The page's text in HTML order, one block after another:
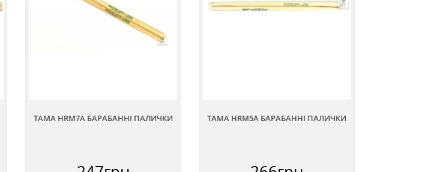
TAMA HRM7A БАРАБАННІ ПАЛИЧКИ TAMA HRM5A БАРАБАННІ ПАЛИЧКИ